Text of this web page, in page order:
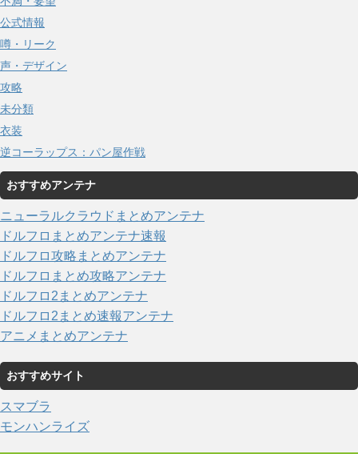
公式情報
噂・リーク
声・デザイン
攻略
未分類
衣装
逆コーラップス：パン屋作戦
おすすめアンテナ
ニューラルクラウドまとめアンテナ
ドルフロまとめアンテナ速報
ドルフロ攻略まとめアンテナ
ドルフロまとめ攻略アンテナ
ドルフロ2まとめアンテナ
ドルフロ2まとめ速報アンテナ
アニメまとめアンテナ
おすすめサイト
スマブラ
モンハンライズ